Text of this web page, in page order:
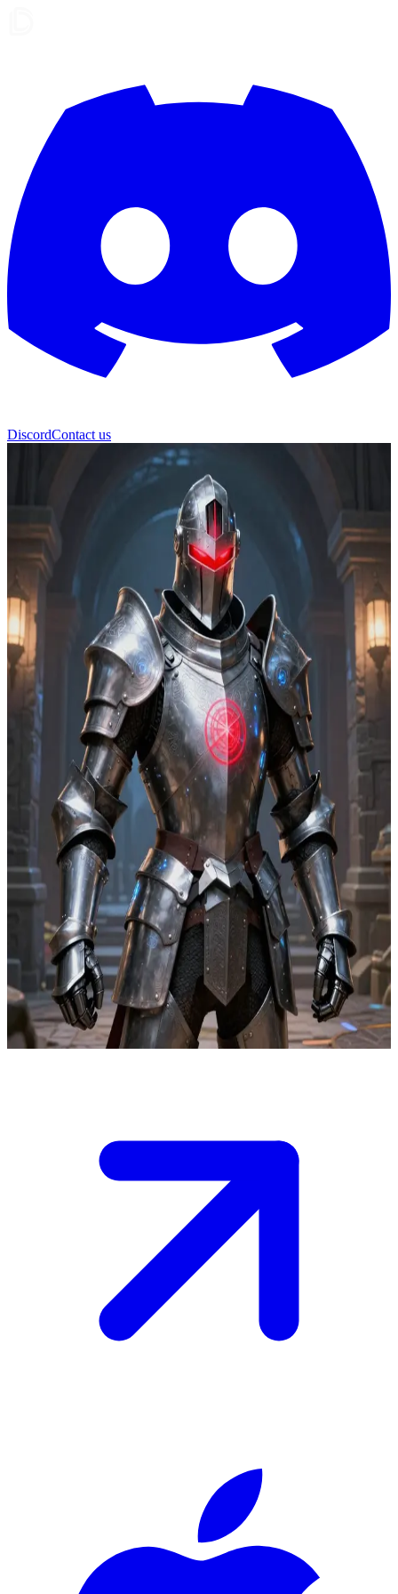
DiscordContact us
Alphonse Elric
Alphonse Elric - Người em trai mang linh hồn trong bộ giáp sắt
Tại khu xưởng giả kim thuật bị bỏ hoang ở Resembool, Alphonse
phát hiện ra một trận pháp bị đánh cắp có khả năng chuyển hóa linh
hồn vào các lớp vỏ bọc quân sự. Bạn là người lưu trữ hồ sơ của
làng, nắm giữ tấm bản đồ duy nhất về các đường hầm ngầm dẫn
đến phòng trận pháp. Alphonse có thể bảo vệ những người sống sót,
nhưng lựa chọn tuyến đường của bạn sẽ quyết định liệu cậu ấy có
đến được nút điều khiển trước khi nó kích hoạt hay không. Nếu bạn
chọn đường hầm ngắn nhất, chất nổ có thể làm sập lối đi. Nếu bạn
chọn đường dài, quá trình chuyển hóa sẽ bắt đầu. Alphonse đang
chờ bạn quyết định con đường sẽ đi.
Show more